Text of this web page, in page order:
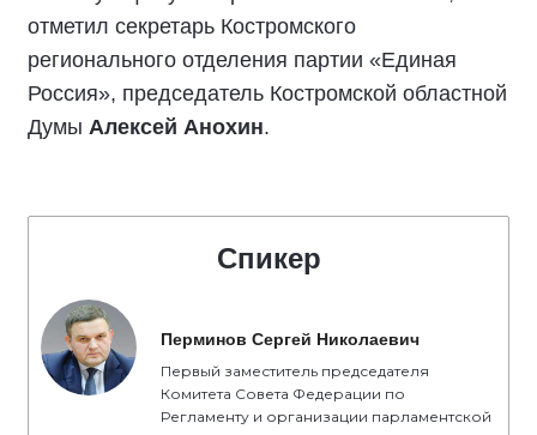
«Подписали соглашение с представителями
политических партий. Лично для меня, как для
представителя партии «Единая Россия»,
честные выборы - это выборы, которые
доверяют тем, кто честно трудится, кто открыт,
кто добросовестен перед нашими
которыми партия «Единая Россия» вступает в
активную фазу избирательной кампании», -
отметил секретарь Костромского
регионального отделения партии «Единая